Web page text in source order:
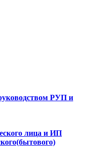
РУП и
лица и ИП